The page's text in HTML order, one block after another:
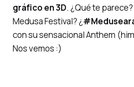
gráfico en 3D. ¿Qué te
Medusa Festival? ¿
con su sensacional Anthem
Nos vemos :)